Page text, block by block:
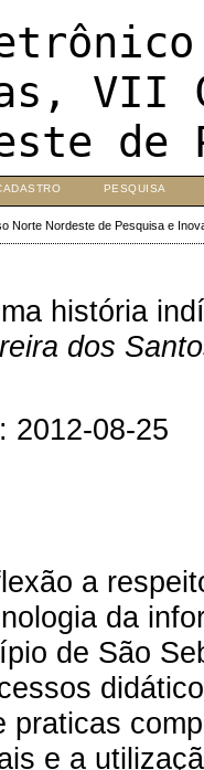
VII
de
PESQUISA
Norte Nordeste de Pesquisa e
história
dos
2012-08-25
a
da
de São
praticas
e a